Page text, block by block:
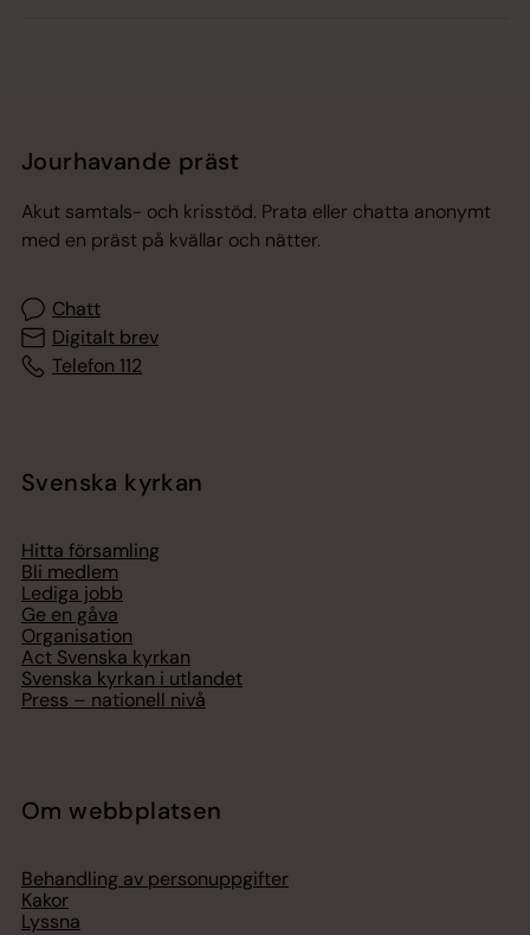
Jourhavande präst
Akut samtals- och krisstöd. Prata eller chatta anonymt
med en präst på kvällar och nätter.
Chatt
Digitalt brev
Telefon 112
Svenska kyrkan
Hitta församling
Bli medlem
Lediga jobb
Ge en gåva
Organisation
Act Svenska kyrkan
Svenska kyrkan i utlandet
Press – nationell nivå
Om webbplatsen
Behandling av personuppgifter
Kakor
Lyssna